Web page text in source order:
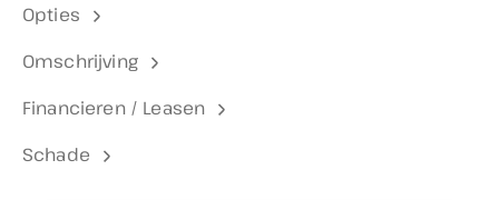
Opties
Omschrijving
Financieren / Leasen
Schade